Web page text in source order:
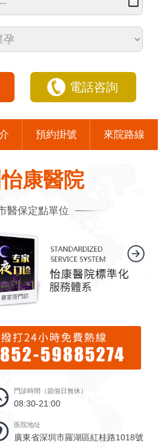
電話咨詢
預約掛號 來院路線
康醫院
醫保定點單位
門診時間（節假日無休）
08:30-21:00
医院地址
廣東省深圳市羅湖區紅桂路1018號